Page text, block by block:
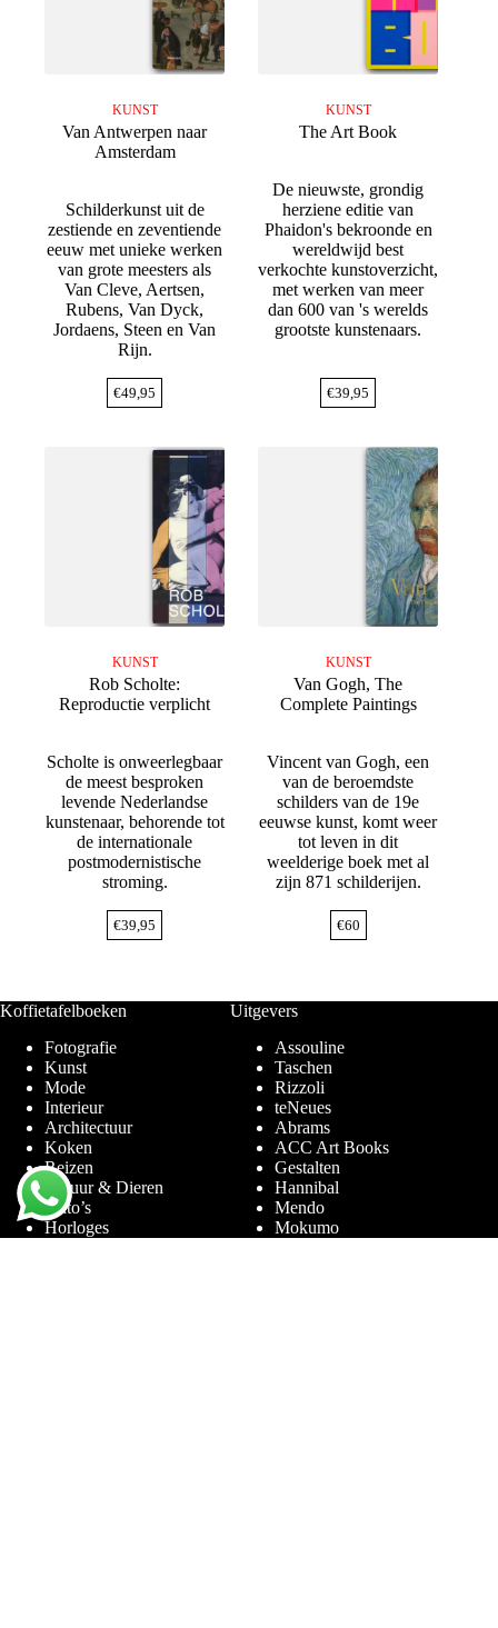
KUNST
Van Antwerpen naar
Amsterdam
Schilderkunst uit de
zestiende en zeventiende
eeuw met unieke werken
van grote meesters als
Van Cleve, Aertsen,
Rubens, Van Dyck,
Jordaens, Steen en Van
Rijn.
€49,95
KUNST
The Art Book
De nieuwste, grondig
herziene editie van
Phaidon's bekroonde en
wereldwijd best
verkochte kunstoverzicht,
met werken van meer
dan 600 van 's werelds
grootste kunstenaars.
€39,95
KUNST
Rob Scholte:
Reproductie verplicht
Scholte is onweerlegbaar
de meest besproken
levende Nederlandse
kunstenaar, behorende tot
de internationale
postmodernistische
stroming.
€39,95
KUNST
Van Gogh, The
Complete Paintings
Vincent van Gogh, een
van de beroemdste
schilders van de 19e
eeuwse kunst, komt weer
tot leven in dit
weelderige boek met al
zijn 871 schilderijen.
€60
Koffietafelboeken
Fotografie
Kunst
Mode
Interieur
Architectuur
Koken
Reizen
Natuur & Dieren
Auto’s
Horloges
Uitgevers
Assouline
Taschen
Rizzoli
teNeues
Abrams
ACC Art Books
Gestalten
Hannibal
Mendo
Mokumo